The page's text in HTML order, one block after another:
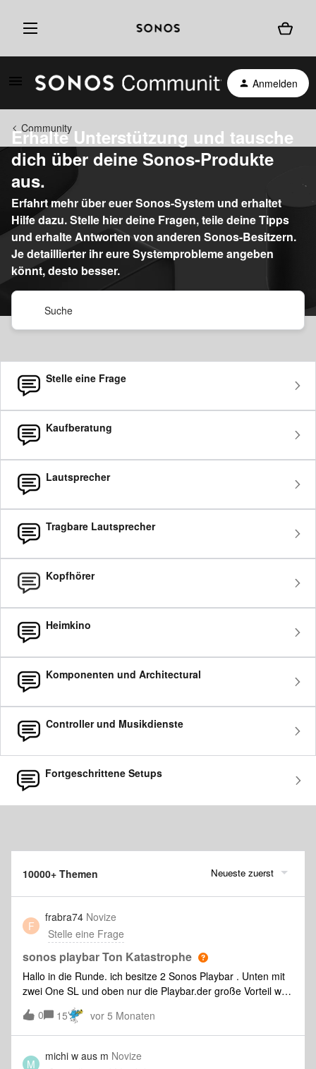
Anmelden
Community
Erhalte Unterstützung und tausche
dich über deine Sonos-Produkte
aus.
Erfahrt mehr über euer Sonos-System und erhaltet
Hilfe dazu. Stelle hier deine Fragen, teile deine Tipps
und erhalte Antworten von anderen Sonos-Besitzern.
Je detaillierter ihr eure Systemprobleme angeben
könnt, desto besser.
Stelle eine Frage
Kaufberatung
Lautsprecher
Tragbare Lautsprecher
Kopfhörer
Heimkino
Komponenten und Architectural
Controller und Musikdienste
Fortgeschrittene Setups
10000+ Themen Neueste zuerst
F
frabra74 Novize
Stelle eine Frage
sonos playbar Ton Katastrophe
Hallo in die Runde. ich besitze 2 Sonos Playbar . Unten mit
zwei One SL und oben nur die Playbar.der große Vorteil war
oben immer, leise einen top Klang zu haben. Mohne etwas
verstellt zu haben klingen die Stimmen jetzt extrem leise
und die Musik im Hintergrund einer Serie zb extrem laut.
Das war noch nie so.Habe alles versucht aber es bleibt
dabei.leise ist der Ton jetzt schrecklich.stimmen viel zu leise
0 15 vor 5 Monaten
M
michi w aus m Novize